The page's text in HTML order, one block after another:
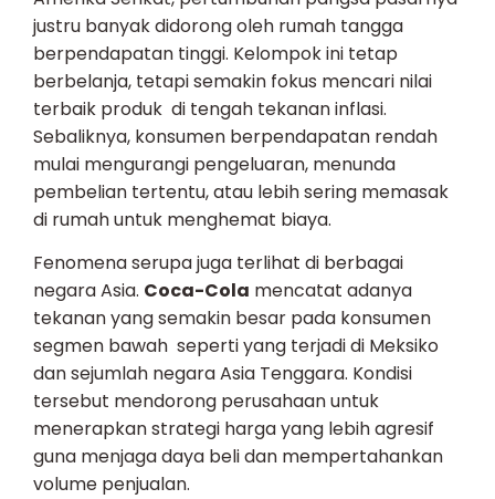
justru banyak didorong oleh rumah tangga
berpendapatan tinggi. Kelompok ini tetap
berbelanja, tetapi semakin fokus mencari nilai
terbaik produk di tengah tekanan inflasi.
Sebaliknya, konsumen berpendapatan rendah
mulai mengurangi pengeluaran, menunda
pembelian tertentu, atau lebih sering memasak
di rumah untuk menghemat biaya.
Fenomena serupa juga terlihat di berbagai
negara Asia. Coca-Cola mencatat adanya
tekanan yang semakin besar pada konsumen
segmen bawah seperti yang terjadi di Meksiko
dan sejumlah negara Asia Tenggara. Kondisi
tersebut mendorong perusahaan untuk
menerapkan strategi harga yang lebih agresif
guna menjaga daya beli dan mempertahankan
volume penjualan.